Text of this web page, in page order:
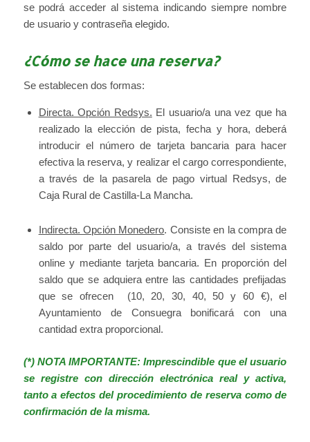
se podrá acceder al sistema indicando siempre nombre
de usuario y contraseña elegido.
¿Cómo se hace una reserva?
Se establecen dos formas:
Directa. Opción Redsys. El usuario/a una vez que ha
realizado la elección de pista, fecha y hora, deberá
introducir el número de tarjeta bancaria para hacer
efectiva la reserva, y realizar el cargo correspondiente,
a través de la pasarela de pago virtual Redsys, de
Caja Rural de Castilla-La Mancha.
Indirecta. Opción Monedero. Consiste en la compra de
saldo por parte del usuario/a, a través del sistema
online y mediante tarjeta bancaria. En proporción del
saldo que se adquiera entre las cantidades prefijadas
que se ofrecen (10, 20, 30, 40, 50 y 60 €), el
Ayuntamiento de Consuegra bonificará con una
cantidad extra proporcional.
(*) NOTA IMPORTANTE: Imprescindible que el usuario
se registre con dirección electrónica real y activa,
tanto a efectos del procedimiento de reserva como de
confirmación de la misma.